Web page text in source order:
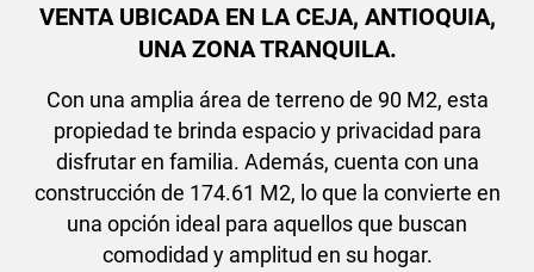
VENTA UBICADA EN LA CEJA, ANTIOQUIA,
UNA ZONA TRANQUILA.
Con una amplia área de terreno de 90 M2, esta
propiedad te brinda espacio y privacidad para
disfrutar en familia. Además, cuenta con una
construcción de 174.61 M2, lo que la convierte en
una opción ideal para aquellos que buscan
comodidad y amplitud en su hogar.